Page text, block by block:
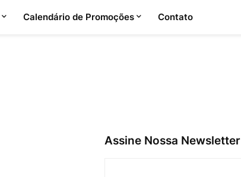
Calendário de Promoções Contato
Assine Nossa Newsletter